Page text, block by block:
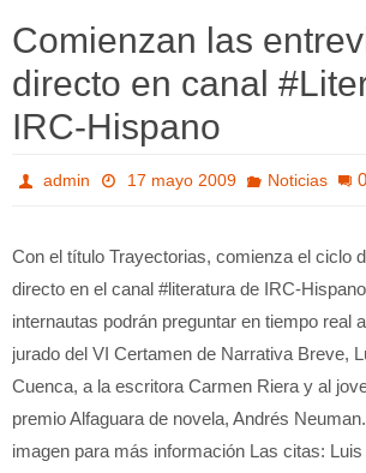
Comienzan las
directo en canal
IRC-Hispano
admin 17 mayo 2009 Noticias 0
Con el título Trayectorias, comienza el ciclo
directo en el canal #literatura de IRC-
internautas podrán preguntar en tiempo real
jurado del VI Certamen de Narrativa Breve,
Cuenca, a la escritora Carmen Riera y al
premio Alfaguara de novela, Andrés
imagen para más información Las citas: